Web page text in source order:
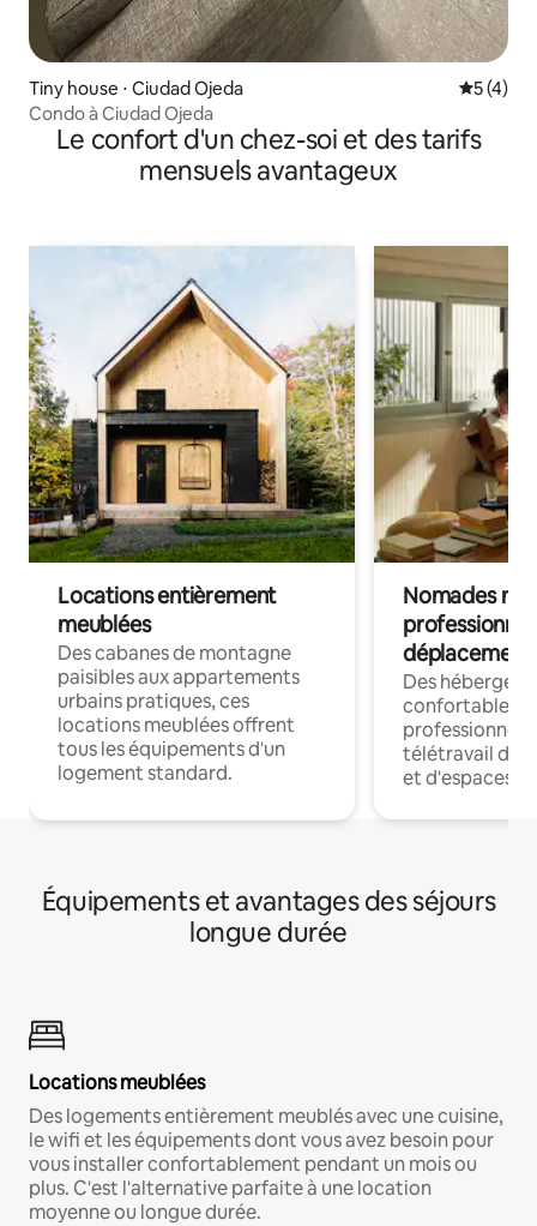
Tiny house ⋅ Ciudad Ojeda
5 (4)
Condo à Ciudad Ojeda
Le confort d'un chez-soi et des tarifs
mensuels avantageux
Locations entièrement
meublées
Des cabanes de montagne
paisibles aux appartements
urbains pratiques, ces
locations meublées offrent
tous les équipements d'un
logement standard.
Nomades
déplacement
Des
confortables
professionnels
télétravail
et d'espaces
Équipements et avantages des séjours
longue durée
Locations meublées
Des logements entièrement meublés avec une cuisine,
le wifi et les équipements dont vous avez besoin pour
vous installer confortablement pendant un mois ou
plus. C'est l'alternative parfaite à une location
moyenne ou longue durée.